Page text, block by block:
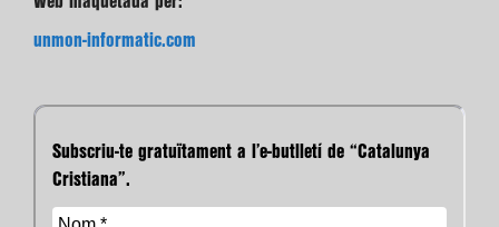
unmon-informatic.com
Subscriu-te gratuïtament a l’e-butlletí de “Catalunya
Cristiana”.